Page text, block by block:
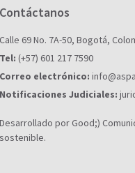
Contáctanos
Calle 69 No. 7A-50, Bogotá,
Tel: (+57) 601 217 7590
Correo electrónico:
Notificaciones Judiciales:
Desarrollado por Good;)
sostenible.